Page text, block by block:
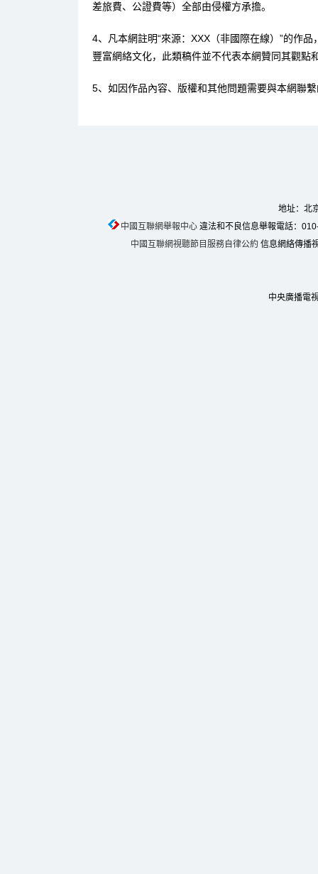
差旅費、公證費等）全部由侵權方承擔。
4、凡本網註明“來源：XXX（非國際在線）”的作
豐富網絡文化，此類稿件並不代表本網贊同其觀點
5、如因作品內容、版權和其他問題需要與本網聯
地址：北
中國互聯網舉報中心違法和不良信息舉報電話：
中國互聯網視聽節目服務自律公約 信息網絡傳播
中央廣播電